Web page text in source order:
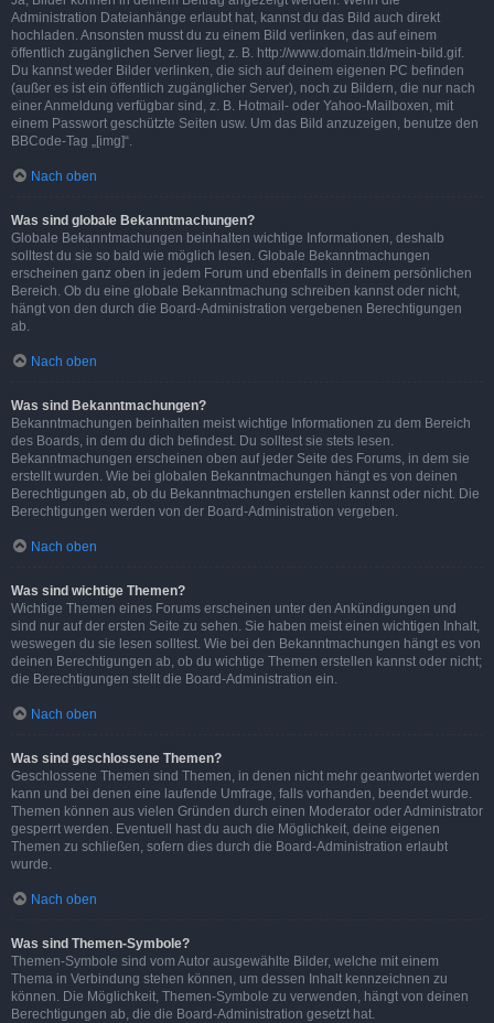
Administration Dateianhänge erlaubt hat, kannst du das Bild auch direkt
hochladen. Ansonsten musst du zu einem Bild verlinken, das auf einem
öffentlich zugänglichen Server liegt, z. B. http://www.domain.tld/mein-bild.gif.
Du kannst weder Bilder verlinken, die sich auf deinem eigenen PC befinden
(außer es ist ein öffentlich zugänglicher Server), noch zu Bildern, die nur nach
einer Anmeldung verfügbar sind, z. B. Hotmail- oder Yahoo-Mailboxen, mit
einem Passwort geschützte Seiten usw. Um das Bild anzuzeigen, benutze den
BBCode-Tag „[img]“.
Nach oben
Was sind globale Bekanntmachungen?
Globale Bekanntmachungen beinhalten wichtige Informationen, deshalb
solltest du sie so bald wie möglich lesen. Globale Bekanntmachungen
erscheinen ganz oben in jedem Forum und ebenfalls in deinem persönlichen
Bereich. Ob du eine globale Bekanntmachung schreiben kannst oder nicht,
hängt von den durch die Board-Administration vergebenen Berechtigungen
ab.
Nach oben
Was sind Bekanntmachungen?
Bekanntmachungen beinhalten meist wichtige Informationen zu dem Bereich
des Boards, in dem du dich befindest. Du solltest sie stets lesen.
Bekanntmachungen erscheinen oben auf jeder Seite des Forums, in dem sie
erstellt wurden. Wie bei globalen Bekanntmachungen hängt es von deinen
Berechtigungen ab, ob du Bekanntmachungen erstellen kannst oder nicht. Die
Berechtigungen werden von der Board-Administration vergeben.
Nach oben
Was sind wichtige Themen?
Wichtige Themen eines Forums erscheinen unter den Ankündigungen und
sind nur auf der ersten Seite zu sehen. Sie haben meist einen wichtigen Inhalt,
weswegen du sie lesen solltest. Wie bei den Bekanntmachungen hängt es von
deinen Berechtigungen ab, ob du wichtige Themen erstellen kannst oder nicht;
die Berechtigungen stellt die Board-Administration ein.
Nach oben
Was sind geschlossene Themen?
Geschlossene Themen sind Themen, in denen nicht mehr geantwortet werden
kann und bei denen eine laufende Umfrage, falls vorhanden, beendet wurde.
Themen können aus vielen Gründen durch einen Moderator oder Administrator
gesperrt werden. Eventuell hast du auch die Möglichkeit, deine eigenen
Themen zu schließen, sofern dies durch die Board-Administration erlaubt
wurde.
Nach oben
Was sind Themen-Symbole?
Themen-Symbole sind vom Autor ausgewählte Bilder, welche mit einem
Thema in Verbindung stehen können, um dessen Inhalt kennzeichnen zu
können. Die Möglichkeit, Themen-Symbole zu verwenden, hängt von deinen
Berechtigungen ab, die die Board-Administration gesetzt hat.